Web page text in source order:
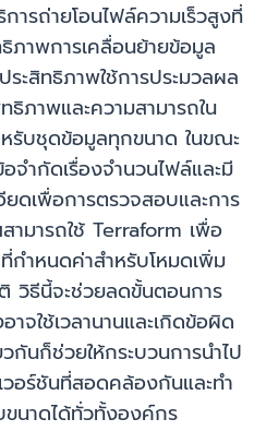
การถ่ายโอนไฟล์ความเร็วสูงที่
าพการเคลื่อนย้ายข้อมูล
ระสิทธิภาพใช้การประมวลผล
ภาพและความสามารถใน
รับชุดข้อมูลทุกขนาด ในขณะ
จำกัดเรื่องจำนวนไฟล์และมี
ยดเพื่อการตรวจสอบและการ
มารถใช้ Terraform เพื่อ
กำหนดค่าสำหรับโหมดเพิ่ม
วิธีนี้จะช่วยลดขั้นตอนการ
จใช้เวลานานและเกิดข้อผิด
กันก็ช่วยให้กระบวนการนำไป
อร์ชันที่สอดคล้องกันและทำ
นาดได้ทั่วทั้งองค์กร